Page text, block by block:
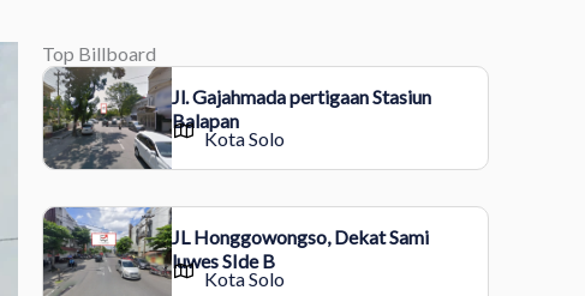
Top Billboard
Jl. Gajahmada pertigaan Stasiun
Balapan
Kota Solo
JL Honggowongso, Dekat Sami
luwes SIde B
Kota Solo